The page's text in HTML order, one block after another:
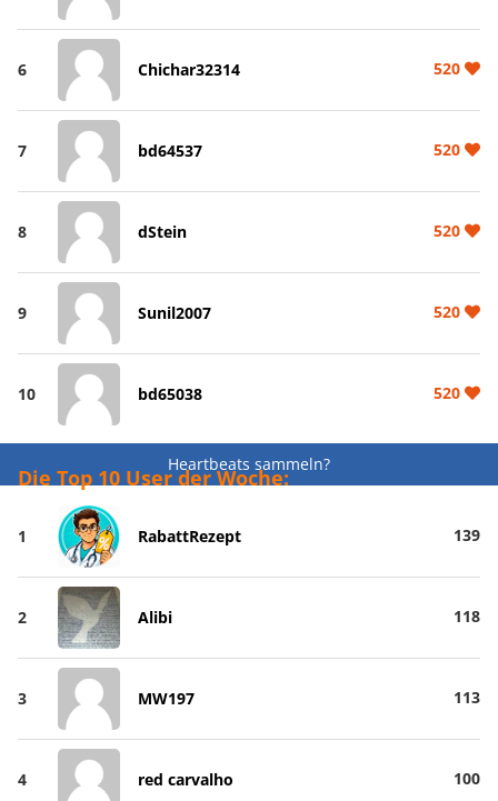
6 Chichar32314 520
7 bd64537 520
8 dStein 520
9 Sunil2007 520
10 bd65038 520
Heartbeats sammeln?
Die Top 10 User der Woche:
1 RabattRezept 139
2 Alibi 118
3 MW197 113
4 red carvalho 100